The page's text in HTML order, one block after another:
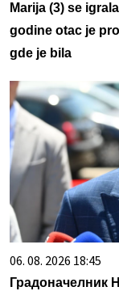
Marija (3) se
godine otac je
gde je bila
06. 08. 2026 18:45
Градоначелник